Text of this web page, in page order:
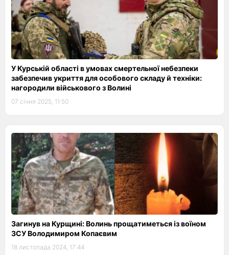
У Курській області в умовах смертельної небезпеки
забезпечив укриття для особового складу й техніки:
нагородили військового з Волині
07 січня 2025, 11:50
Загинув на Курщині: Волинь прощатиметься із воїном
ЗСУ Володимиром Копаєвим
18 листопада 2024, 17:44